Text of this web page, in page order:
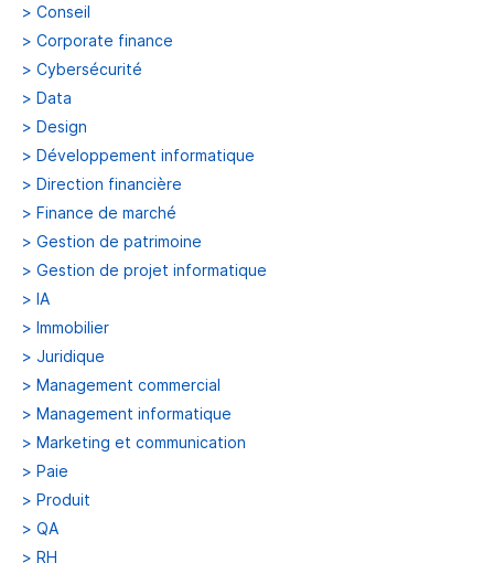
> Conseil
> Corporate finance
> Cybersécurité
> Data
> Design
> Développement informatique
> Direction financière
> Finance de marché
> Gestion de patrimoine
> Gestion de projet informatique
> IA
> Immobilier
> Juridique
> Management commercial
> Management informatique
> Marketing et communication
> Paie
> Produit
> QA
> RH